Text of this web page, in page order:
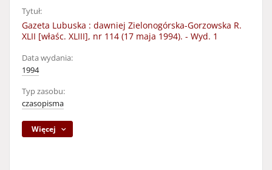
Tytuł:
Gazeta Lubuska : dawniej Zielonogórska-Gorzowska R.
XLII [właśc. XLIII], nr 114 (17 maja 1994). - Wyd. 1
Data wydania:
1994
Typ zasobu:
czasopisma
Więcej